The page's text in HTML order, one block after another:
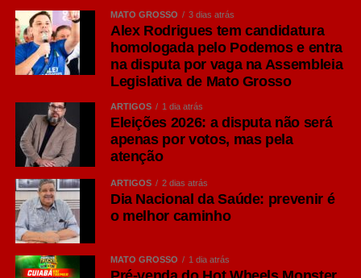
Garrett Oliver, ela surgiu por problemas logísticos no
século 19. Os colonizadores britânicos tinham as
cervejas estragadas ao longo de suas viagens à Índia,
então encontraram a solução de colocar uma
concentração maior de lúpulo, que age como conservante
natural e dá mais amargor, e de álcool, para que a bebida
suportasse as longas viagens marítimas sem perder
qualidade.
Seu diferencial está na maior presença do lúpulo,
ingrediente responsável por aromas cítricos, florais e
frutados, além de um amargor mais pronunciado quando
comparado às Lagers tradicionais.
Consumidores que apreciam sabores mais intensos
MATO GROSSO 3 dias atrás
Alex Rodrigues tem candidatura
homologada pelo Podemos e entra
na disputa por vaga na Assembleia
Legislativa de Mato Grosso
ARTIGOS 1 dia atrás
Eleições 2026: a disputa não será
apenas por votos, mas pela
atenção
ARTIGOS 2 dias atrás
Dia Nacional da Saúde: prevenir é
o melhor caminho
MATO GROSSO 1 dia atrás